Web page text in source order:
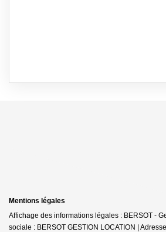
Mentions légales
Affichage des informations légales : BERSOT -
sociale : BERSOT GESTION LOCATION |